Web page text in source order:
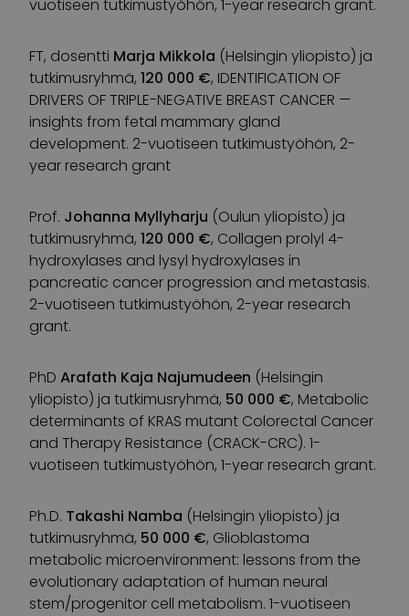
vuotiseen tutkimustyöhön, 1-year research grant.
FT, dosentti Marja Mikkola (Helsingin yliopisto) ja
tutkimusryhmä, 120 000 €, IDENTIFICATION OF
DRIVERS OF TRIPLE-NEGATIVE BREAST CANCER —
insights from fetal mammary gland
development. 2-vuotiseen tutkimustyöhön, 2-
year research grant
Prof. Johanna Myllyharju (Oulun yliopisto) ja
tutkimusryhmä, 120 000 €, Collagen prolyl 4-
hydroxylases and lysyl hydroxylases in
pancreatic cancer progression and metastasis.
2-vuotiseen tutkimustyöhön, 2-year research
grant.
PhD Arafath Kaja Najumudeen (Helsingin
yliopisto) ja tutkimusryhmä, 50 000 €, Metabolic
determinants of KRAS mutant Colorectal Cancer
and Therapy Resistance (CRACK-CRC). 1-
vuotiseen tutkimustyöhön, 1-year research grant.
Ph.D. Takashi Namba (Helsingin yliopisto) ja
tutkimusryhmä, 50 000 €, Glioblastoma
metabolic microenvironment: lessons from the
evolutionary adaptation of human neural
stem/progenitor cell metabolism. 1-vuotiseen